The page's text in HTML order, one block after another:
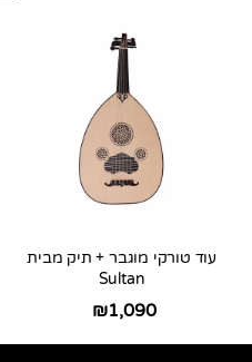
עוד טורקי מוגבר + תיק מבית
Sultan
₪1,090